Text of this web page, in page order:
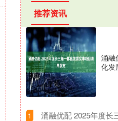
推荐资讯
涌融
化发
1
涌融优配 2025年度长